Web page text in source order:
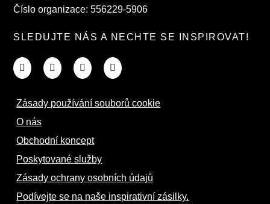
Číslo organizace: 556229-5906
SLEDUJTE NÁS A NECHTE SE INSPIROVAT!
Zásady používání souborů cookie
O nás
Obchodní koncept
Poskytované služby
Zásady ochrany osobních údajů
Podívejte se na naše inspirativní zásilky.